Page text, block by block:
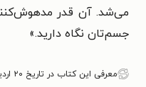
می‌شد. آن قدر
جسم‌تان نگاه دارید.»
معرفی این کتاب در تاریخ ۲۰ اردیبهشت ۱۴۰۵ به‌روزرسانی شده است.